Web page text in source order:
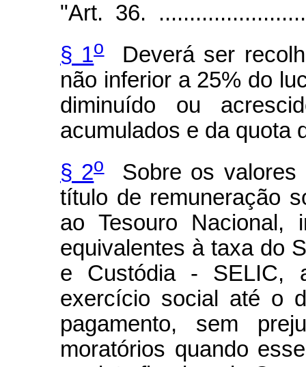
"Art. 36.
§ 1oDeverá ser
não inferior a 25% do
diminuído ou
acumulados e da quota
§ 2oSobre os valores
título de remuneração
ao Tesouro Nacional,
equivalentes à taxa do
e Custódia - SELIC,
exercício social até o
pagamento, sem
moratórios quando